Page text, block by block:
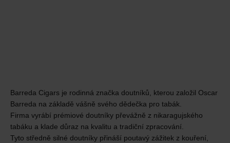
Barreda Cigars je rodinná značka doutníků, kterou založil Oscar
Barreda na základě vášně svého dědečka pro tabák.
Firma vyrábí prémiové doutníky převážně z nikaragujského
tabáku a klade důraz na kvalitu a tradiční zpracování.
Tyto středně silné doutníky přináší poutavý zážitek z kouření,